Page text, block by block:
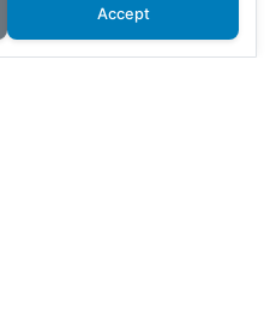
QUE COMPLICA SU
LAVADO DE
Accept